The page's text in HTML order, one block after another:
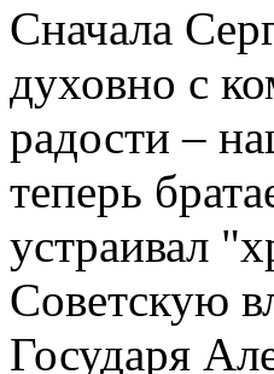
Сначала
духовно с
радости –
теперь
устраивал
Советскую
Государя